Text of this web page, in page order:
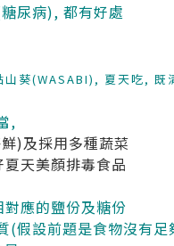
尿病), 都有好處
山葵(WASABI), 夏天吃, 既
,
)及採用多種蔬菜
天美顏排毒食品
應的鹽份及糖份
(假設前題是食物沒有足